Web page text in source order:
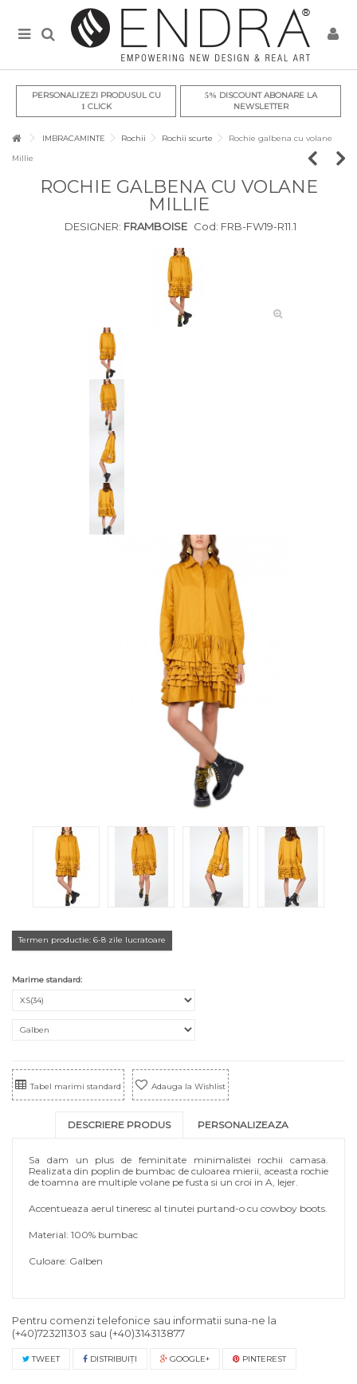
PERSONALIZEZI PRODUSUL CU
1CLICK
5% DISCOUNT ABONARE LA
NEWSLETTER
IMBRACAMINTE Rochii Rochii scurte Rochie galbena cu volane
Millie
ROCHIE GALBENA CU VOLANE
MILLIE
DESIGNER: FRAMBOISE Cod: FRB-FW19-R11.1
Termen productie: 6-8 zile lucratoare
Marime standard:
Tabel marimi standard Adauga la Wishlist
DESCRIERE PRODUS PERSONALIZEAZA
Sa dam un plus de feminitate minimalistei rochii camasa.
Realizata din poplin de bumbac de culoarea mierii, aceasta rochie
de toamna are multiple volane pe fusta si un croi in A, lejer.
Accentueaza aerul tineresc al tinutei purtand-o cu cowboy boots.
Material: 100% bumbac
Culoare: Galben
Pentru comenzi telefonice sau informatii suna-ne la
(+40)723211303 sau (+40)314313877
TWEET DISTRIBUIŢI GOOGLE+ PINTEREST